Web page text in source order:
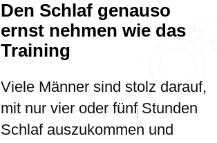
Den Schlaf genauso
ernst nehmen wie das
Training
Viele Männer sind stolz darauf,
mit nur vier oder fünf Stunden
Schlaf auszukommen und